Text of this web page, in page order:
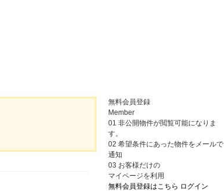
無料会員登録
Member
01 非公開物件が閲覧可能になりま
す。
02 希望条件にあった物件をメールで
通知
03 お客様だけの
マイページを利用
無料会員登録はこちら ログイン